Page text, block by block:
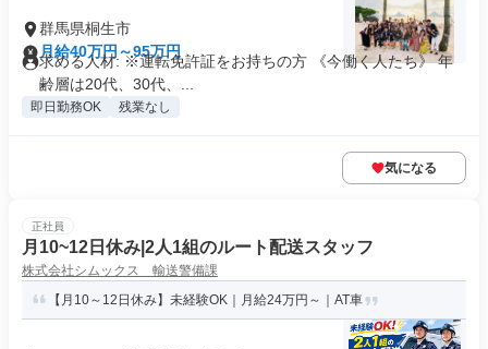
群馬県桐生市
月給40万円～95万円
求める人材: ※運転免許証をお持ちの方 《今働く人たち》 年
齢層は20代、30代、...
即日勤務OK 残業なし
気になる
正社員
月10~12日休み|2人1組のルート配送スタッフ
株式会社シムックス 輸送警備課
【月10～12日休み】未経験OK｜月給24万円～｜AT車